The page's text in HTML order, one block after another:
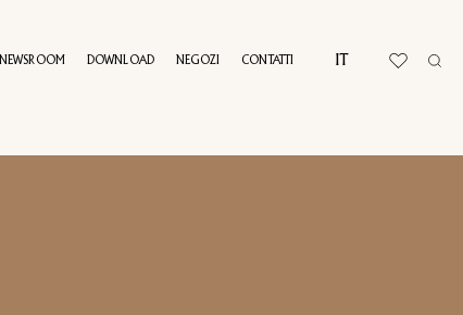
NEWSROOM DOWNLOAD NEGOZI CONTATTI IT